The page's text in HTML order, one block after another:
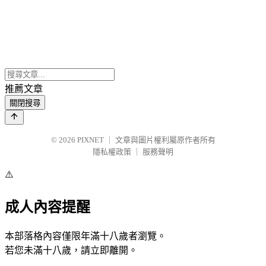
推薦文章
關閉搜尋
© 2026 PIXNET
文章與圖片權利屬原作者所有
隱私權政策
服務聲明
⚠️
成人內容提醒
本部落格內容僅限年滿十八歲者瀏覽。
若您未滿十八歲，請立即離開。